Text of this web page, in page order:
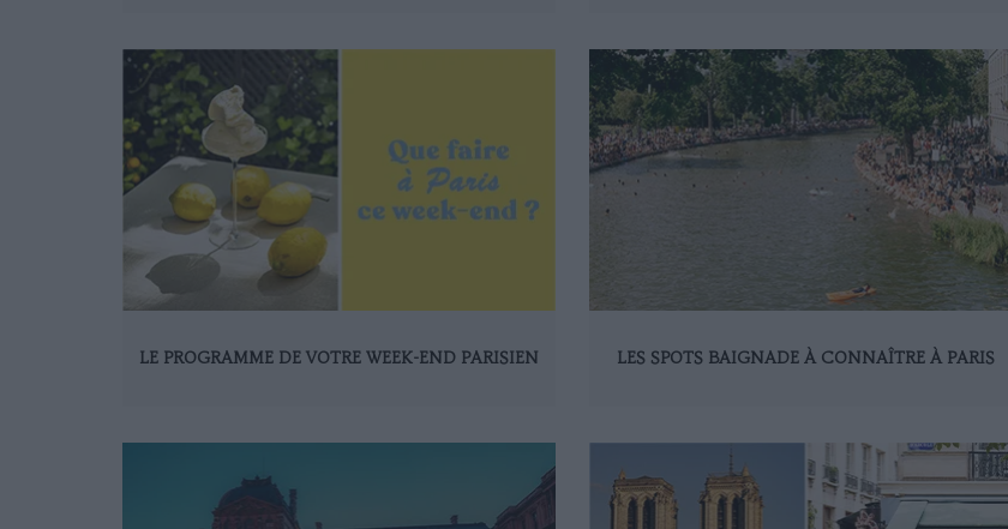
LE PROGRAMME DE VOTRE WEEK-END PARISIEN LES SPOTS BAIGNADE À CONNAÎTRE À PARIS